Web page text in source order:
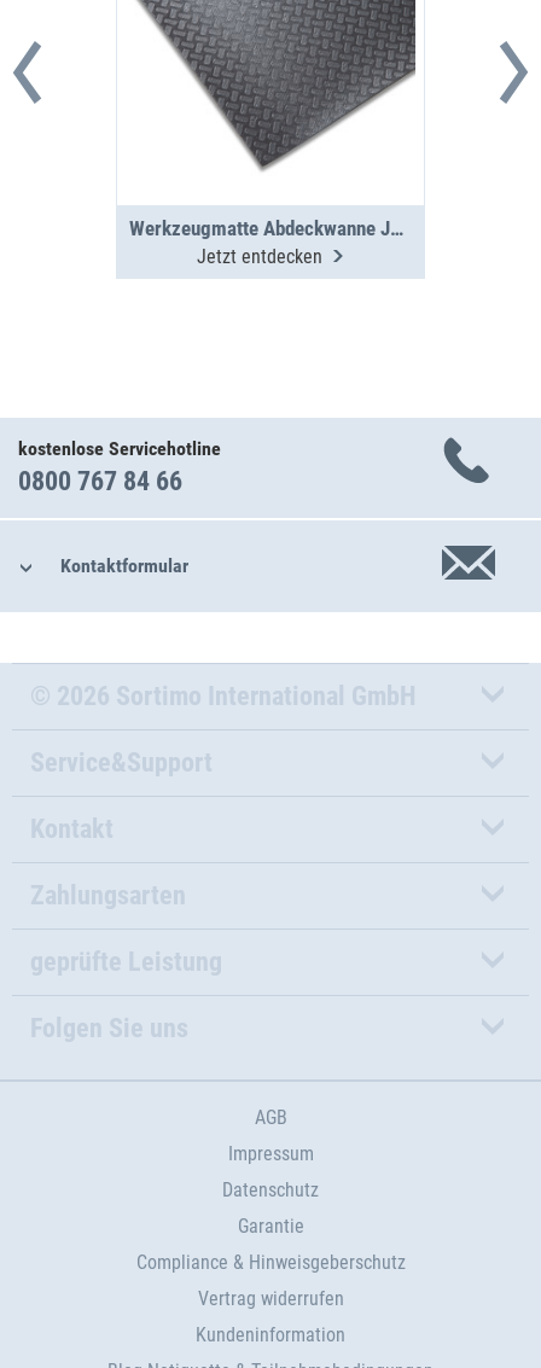
Werkzeugmatte Abdeckwanne JU A 1.5-12-0
Jetzt entdecken
kostenlose Servicehotline
0800 767 84 66
Kontaktformular
© 2026 Sortimo International GmbH
Service&Support
Kontakt
Zahlungsarten
geprüfte Leistung
Folgen Sie uns
AGB
Impressum
Datenschutz
Garantie
Compliance & Hinweisgeberschutz
Vertrag widerrufen
Kundeninformation